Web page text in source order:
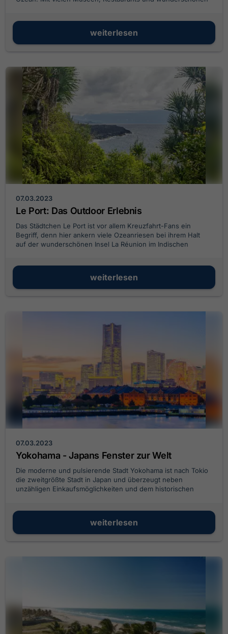
weiterlesen
07.03.2023
Le Port: Das Outdoor Erlebnis
Das Städtchen Le Port ist vor allem Kreuzfahrt-Fans ein
Begriff, denn hier ankern viele Ozeanriesen bei ihrem Halt
auf der wunderschönen Insel La Réunion im Indischen
weiterlesen
07.03.2023
Yokohama - Japans Fenster zur Welt
Die moderne und pulsierende Stadt Yokohama ist nach Tokio
die zweitgrößte Stadt in Japan und überzeugt neben
unzähligen Einkaufsmöglichkeiten und dem historischen
weiterlesen